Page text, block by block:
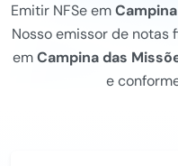
Emitir NFSe em
Nosso emissor de notas
emCampina das
e